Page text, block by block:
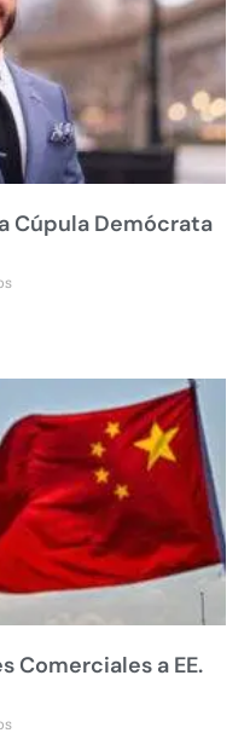
Cúpula Demócrata
Comerciales a EE.